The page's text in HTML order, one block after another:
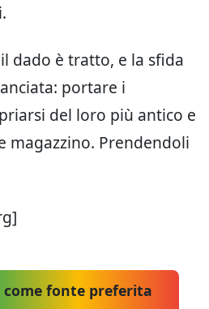
dado è tratto, e la sfida
portare i
del loro più antico e
magazzino. Prendendoli
come fonte preferita